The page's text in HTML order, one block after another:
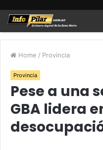
Home / Provincia
Provincia
Pese a una
GBA lidera